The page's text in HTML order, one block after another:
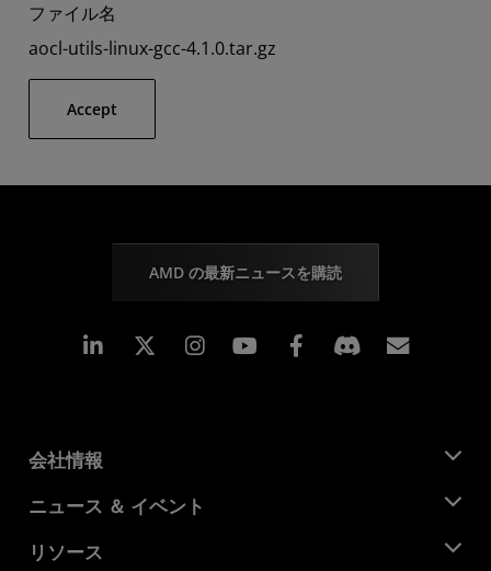
ファイル名
aocl-utils-linux-gcc-4.1.0.tar.gz
Accept
AMD の最新ニュースを購読
Linkedin Instagram Facebook
会社情報
AMD について
企業責任
ニュース ＆ イベント
ニュースルーム
リソース